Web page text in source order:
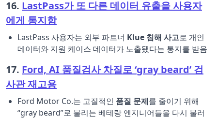
16. LastPass가 또 다른 데이터 유출을 사용자
에게 통지함
LastPass 사용자는 외부 파트너 Klue 침해 사고로 개인
데이터와 지원 케이스 데이터가 노출됐다는 통지를 받음
17. Ford, AI 품질검사 차질로 ‘gray beard’ 검
사관 재고용
Ford Motor Co.는 고질적인 품질 문제를 줄이기 위해
“gray beard”로 불리는 베테랑 엔지니어들을 다시 불러